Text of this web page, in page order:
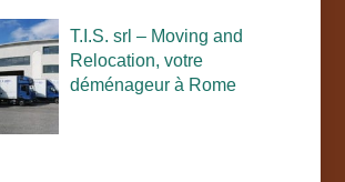
T.I.S. srl – Moving and
Relocation, votre
déménageur à Rome